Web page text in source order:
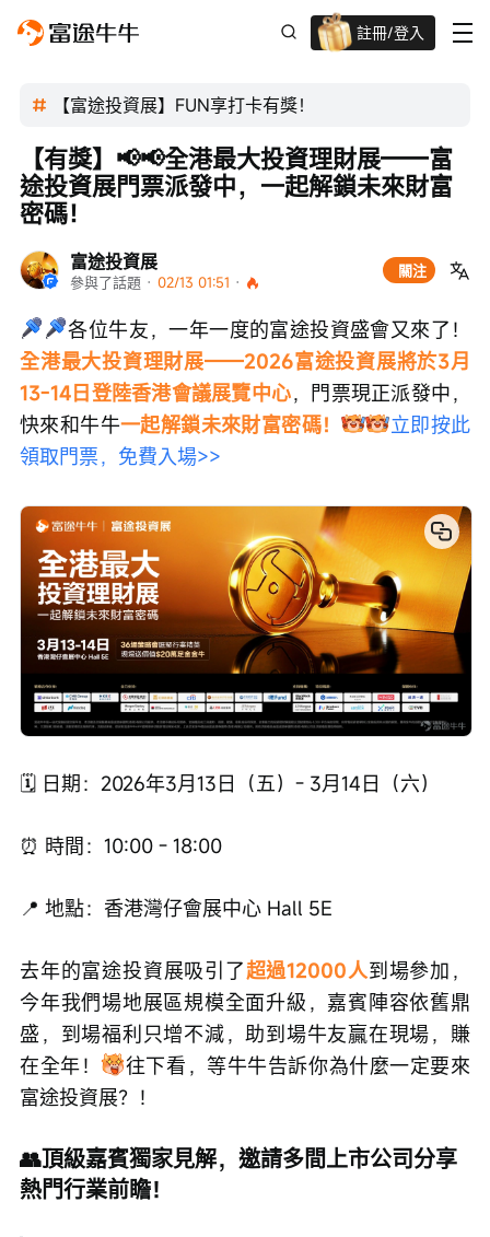
註冊/登入
【富途投資展】FUN享打卡有獎！
富途投資展
參與了話題 · 02/13 01:51 ·
關注
【有獎】📢📢全港最大投資理財展——富
途投資展門票派發中，一起解鎖未來財富
密碼！
各位牛友，一年一度的富途投資盛會又來了！
全港最大投資理財展——2026富途投資展將於3月
13-14日登陸香港會議展覽中心，門票現正派發中，
快來和牛牛一起解鎖未來財富密碼！
立即按此
領取門票，免費入場>>
🗓️ 日期：2026年3月13日（五）- 3月14日（六）
⏰ 時間：10:00 - 18:00
📍 地點：香港灣仔會展中心 Hall 5E
去年的富途投資展吸引了超過12000人到場參加，
今年我們場地展區規模全面升級，嘉賓陣容依舊鼎
盛，到場福利只增不減，助到場牛友贏在現場，賺
在全年！
往下看，等牛牛告訴你為什麼一定要來
富途投資展？！
👥頂級嘉賓獨家見解，邀請多間上市公司分享
熱門行業前瞻！